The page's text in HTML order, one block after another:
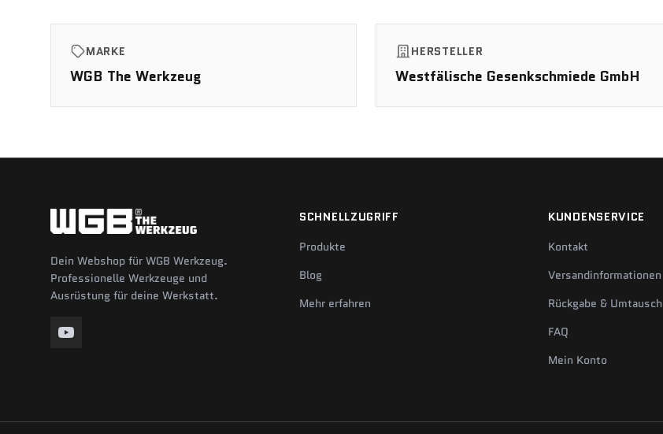
MARKE
WGB The Werkzeug
HERSTELLER
Westfälische Gesenkschmiede GmbH
Dein Webshop für WGB Werkzeug.
Professionelle Werkzeuge und
Ausrüstung für deine Werkstatt.
SCHNELLZUGRIFF
Produkte
Blog
Mehr erfahren
KUNDENSERVICE
Kontakt
Versandinformationen
Rückgabe & Umtausch
FAQ
Mein Konto